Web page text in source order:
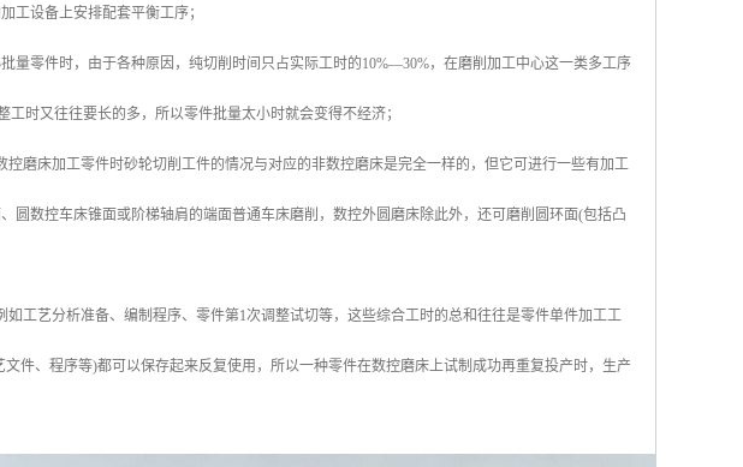
工设备上安排配套平衡工序；
量零件时，由于各种原因，纯切削时间只占实际工时的10%—30%，在磨削加工中心这一类多工序
时又往往要长的多，所以零件批量太小时就会变得不经济；
磨床加工零件时砂轮切削工件的情况与对应的非数控磨床是完全一样的，但它可进行一些有加工
圆数控车床锥面或阶梯轴肩的端面普通车床磨削，数控外圆磨床除此外，还可磨削圆环面(包括凸
工艺分析准备、编制程序、零件第1次调整试切等，这些综合工时的总和往往是零件单件加工工
件、程序等)都可以保存起来反复使用，所以一种零件在数控磨床上试制成功再重复投产时，生产